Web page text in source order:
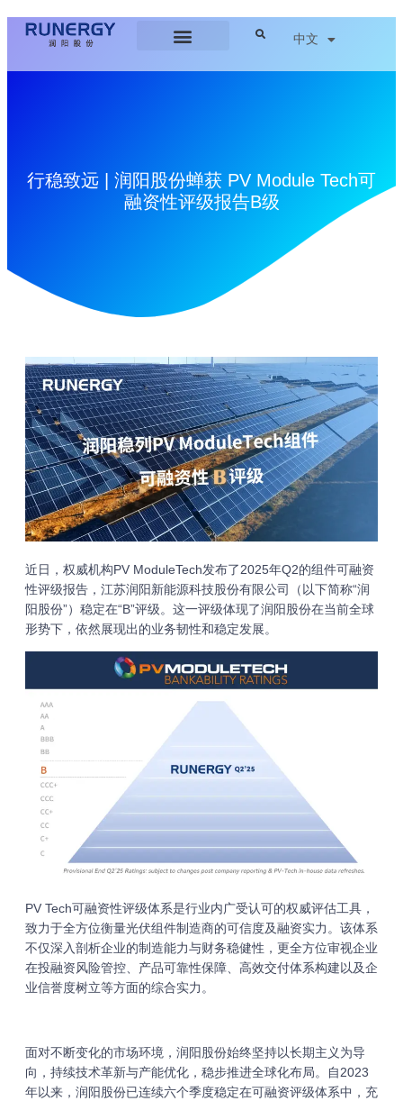
中文
行稳致远 | 润阳股份蝉获 PV Module Tech可
融资性评级报告B级
近日，权威机构PV ModuleTech发布了2025年Q2的组件可融资
性评级报告，江苏润阳新能源科技股份有限公司（以下简称“润
阳股份”）稳定在“B”评级。这一评级体现了润阳股份在当前全球
形势下，依然展现出的业务韧性和稳定发展。
PV Tech可融资性评级体系是行业内广受认可的权威评估工具，
致力于全方位衡量光伏组件制造商的可信度及融资实力。该体系
不仅深入剖析企业的制造能力与财务稳健性，更全方位审视企业
在投融资风险管控、产品可靠性保障、高效交付体系构建以及企
业信誉度树立等方面的综合实力。
面对不断变化的市场环境，润阳股份始终坚持以长期主义为导
向，持续技术革新与产能优化，稳步推进全球化布局。自2023
年以来，润阳股份已连续六个季度稳定在可融资评级体系中，充